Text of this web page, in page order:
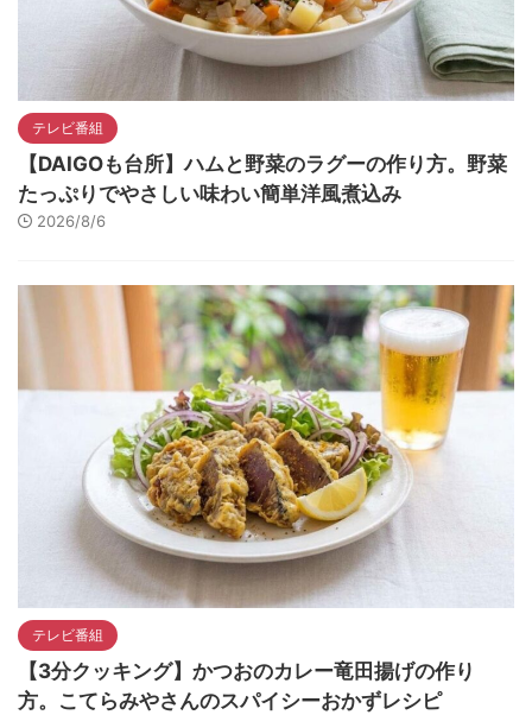
テレビ番組
【DAIGOも台所】ハムと野菜のラグーの作り方。野菜
たっぷりでやさしい味わい簡単洋風煮込み
2026/8/6
テレビ番組
【3分クッキング】かつおのカレー竜田揚げの作り
方。こてらみやさんのスパイシーおかずレシピ